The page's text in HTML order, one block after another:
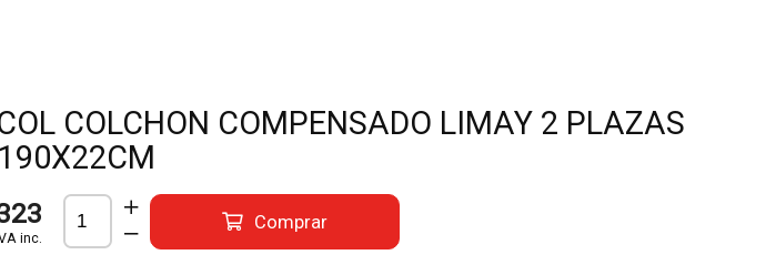
COLCHON COMPENSADO LIMAY 2 PLAZAS
inc.
Comprar